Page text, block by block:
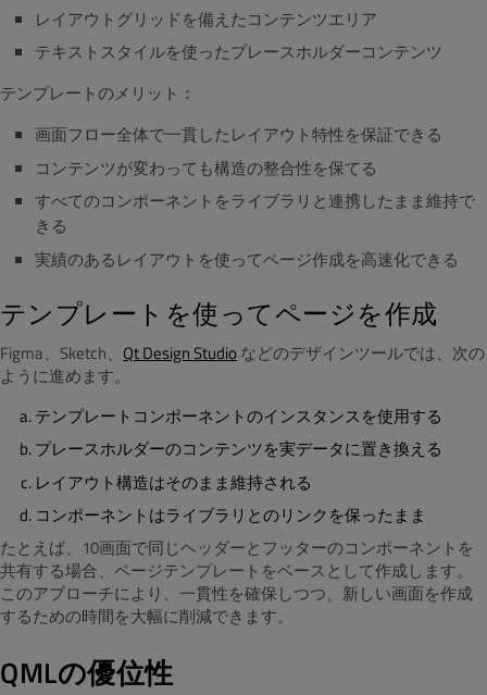
レイアウトグリッドを備えたコンテンツエリア
テキストスタイルを使ったプレースホルダーコンテンツ
テンプレートのメリット：
画面フロー全体で一貫したレイアウト特性を保証できる
コンテンツが変わっても構造の整合性を保てる
すべてのコンポーネントをライブラリと連携したまま維持で
きる
実績のあるレイアウトを使ってページ作成を高速化できる
テンプレートを使ってページを作成
Figma、Sketch、 Qt Design Studio などのデザインツールでは、次の
ように進めます。
テンプレートコンポーネントのインスタンスを使用する
プレースホルダーのコンテンツを実データに置き換える
レイアウト構造はそのまま維持される
コンポーネントはライブラリとのリンクを保ったまま
たとえば、10画面で同じヘッダーとフッターのコンポーネントを
共有する場合、ページテンプレートをベースとして作成します。
このアプローチにより、一貫性を確保しつつ、新しい画面を作成
するための時間を大幅に削減できます。
QMLの優位性